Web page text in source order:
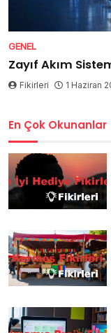
GENEL
Zayıf Akım
Fikirleri 1 Haziran
En Çok Okunanlar